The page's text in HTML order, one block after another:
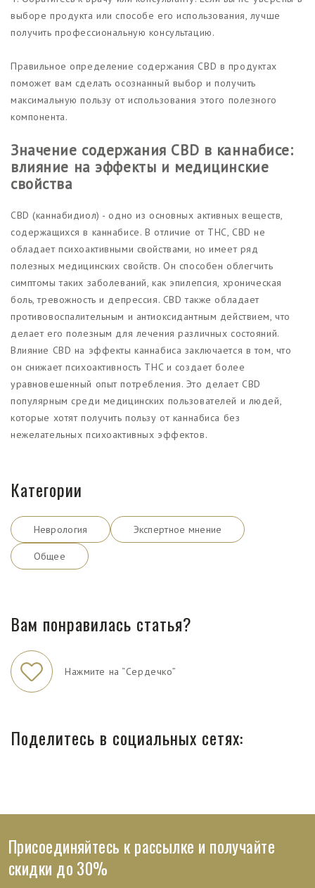
выборе продукта или способе его использования, лучше
получить профессиональную консультацию.
Правильное определение содержания CBD в продуктах
поможет вам сделать осознанный выбор и получить
максимальную пользу от использования этого полезного
компонента.
Значение содержания CBD в каннабисе:
влияние на эффекты и медицинские
свойства
CBD (каннабидиол) - одно из основных активных веществ,
содержащихся в каннабисе. В отличие от THC, CBD не
обладает психоактивными свойствами, но имеет ряд
полезных медицинских свойств. Он способен облегчить
симптомы таких заболеваний, как эпилепсия, хроническая
боль, тревожность и депрессия. CBD также обладает
противовоспалительным и антиоксидантным действием, что
делает его полезным для лечения различных состояний.
Влияние CBD на эффекты каннабиса заключается в том, что
он снижает психоактивность THC и создает более
уравновешенный опыт потребления. Это делает CBD
популярным среди медицинских пользователей и людей,
которые хотят получить пользу от каннабиса без
нежелательных психоактивных эффектов.
Категории
Неврология Экспертное мнение
Общее
Вам понравилась статья?
Нажмите на “Сердечко”
Поделитесь в социальных сетях:
Присоединяйтесь к рассылке и получайте
скидки до 30%